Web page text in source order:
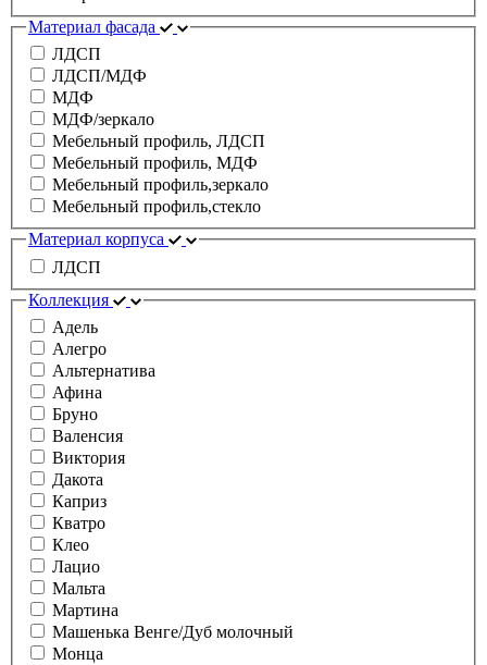
Материал фасада
ЛДСП
ЛДСП/МДФ
МДФ
МДФ/зеркало
Мебельный профиль, ЛДСП
Мебельный профиль, МДФ
Мебельный профиль,зеркало
Мебельный профиль,стекло
Материал корпуса
ЛДСП
Коллекция
Адель
Алегро
Альтернатива
Афина
Бруно
Валенсия
Виктория
Дакота
Каприз
Кватро
Клео
Лацио
Мальта
Мартина
Машенька Венге/Дуб молочный
Монца